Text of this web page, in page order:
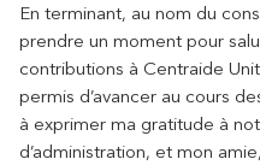
En terminant, au nom du
prendre un moment pour
contributions à Centraide
permis d’avancer au cours
à exprimer ma gratitude à
d’administration, et mon amie,